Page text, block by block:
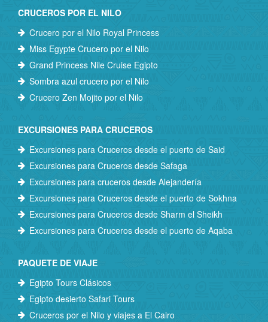
CRUCEROS POR EL NILO
Crucero por el Nilo Royal Princess
Miss Egypte Crucero por el Nilo
Grand Princess Nile Cruise Egipto
Sombra azul crucero por el Nilo
Crucero Zen Mojito por el Nilo
EXCURSIONES PARA CRUCEROS
Excursiones para Cruceros desde el puerto de Said
Excursiones para Cruceros desde Safaga
Excursiones para cruceros desde Alejandería
Excursiones para Cruceros desde el puerto de Sokhna
Excursiones para Cruceros desde Sharm el Sheikh
Excursiones para Cruceros desde el puerto de Aqaba
PAQUETE DE VIAJE
Egipto Tours Clásicos
Egipto desierto Safari Tours
Cruceros por el Nilo y viajes a El Cairo